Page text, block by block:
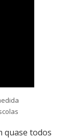
quase todos